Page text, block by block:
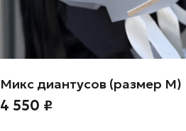
Микс диантусов (размер М)
4 550 ₽